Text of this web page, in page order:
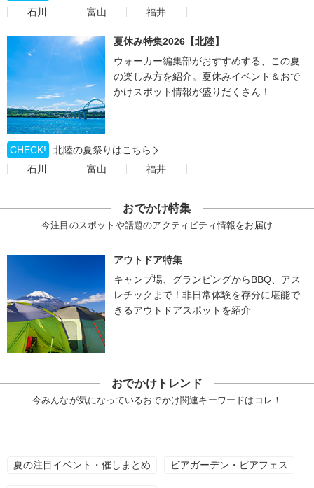
石川
富山 福井
夏休み特集2026【北陸】
ウォーカー編集部がおすすめする、この夏
の楽しみ方を紹介。夏休みイベント＆おで
かけスポット情報が盛りだくさん！
CHECK!
北陸の夏祭りはこちら
石川
富山 福井
おでかけ特集
今注目のスポットや話題のアクティビティ情報をお届け
アウトドア特集
キャンプ場、グランピングからBBQ、アス
レチックまで！非日常体験を存分に堪能で
きるアウトドアスポットを紹介
おでかけトレンド
今みんなが気になっているおでかけ関連キーワードはコレ！
夏の注目イベント・催しまとめ ビアガーデン・ビアフェス